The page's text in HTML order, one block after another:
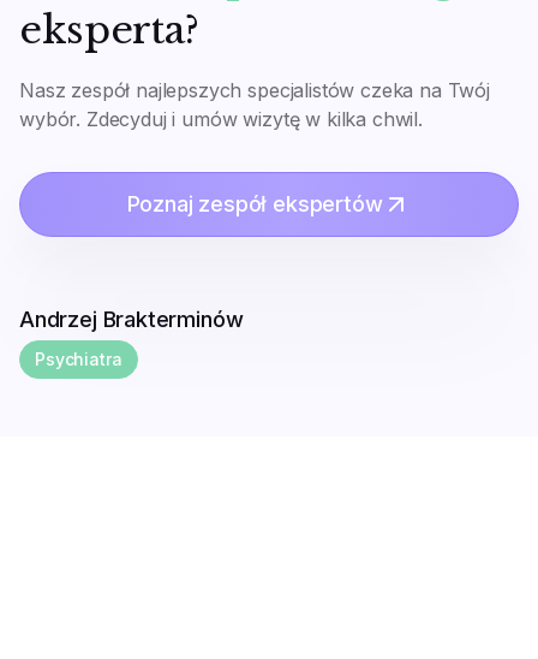
eksperta?
Nasz zespół najlepszych specjalistów czeka na Twój
wybór. Zdecyduj i umów wizytę w kilka chwil.
Poznaj zespół ekspertów
Andrzej Brakterminów
Psychiatra